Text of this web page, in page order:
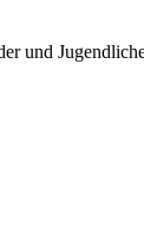
und